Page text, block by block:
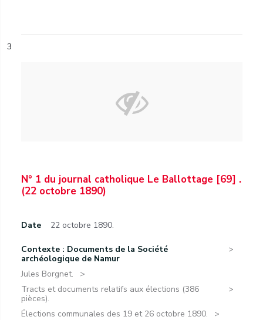
3
N° 1 du journal catholique Le Ballottage [69] .
(22 octobre 1890)
Date 22 octobre 1890.
Contexte : Documents de la Société
archéologique de Namur
Jules Borgnet.
Tracts et documents relatifs aux élections (386
pièces).
Élections communales des 19 et 26 octobre 1890.